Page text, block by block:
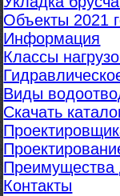
Объекты 2021
Информация
Классы
Виды
Скачать
Преимущества
Контакты